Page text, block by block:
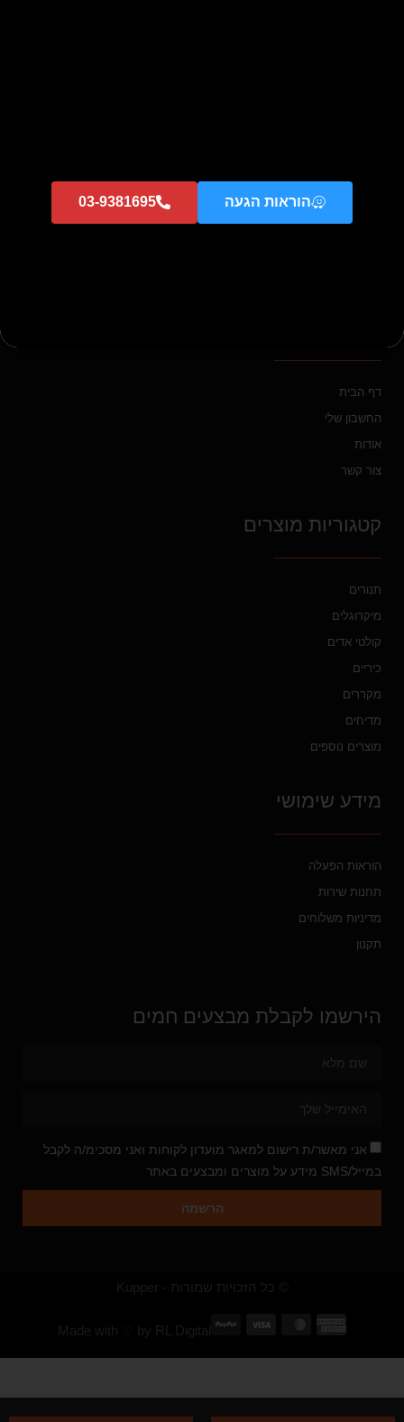
info@kupper.co.il
אזור תעשיה פארק אפק, רח' המלאכה 4
דף הבית
החשבון שלי
אודות
צור קשר
קטגוריות מוצרים
תנורים
מיקרוגלים
קולטי אדים
כיריים
מקררים
מדיחים
מוצרים נוספים
מידע שימושי
הוראות הפעלה
תחנות שירות
מדיניות משלוחים
תקנון
הירשמו לקבלת מבצעים חמים
אני מאשר/ת רישום למאגר מועדון לקוחות ואני מסכימ/ה לקבל
במייל/SMS מידע על מוצרים ומבצעים באתר
הרשמה
© כל הזכויות שמורות - Kupper
Made with ♡ by RL Digital
הוראות הגעה 03-9381695